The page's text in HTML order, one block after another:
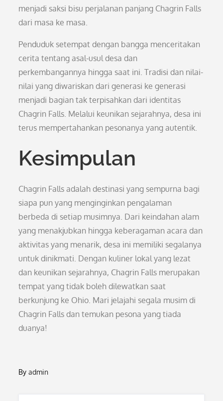
menjadi saksi bisu perjalanan panjang Chagrin Falls
dari masa ke masa.
Penduduk setempat dengan bangga menceritakan
cerita tentang asal-usul desa dan
perkembangannya hingga saat ini. Tradisi dan nilai-
nilai yang diwariskan dari generasi ke generasi
menjadi bagian tak terpisahkan dari identitas
Chagrin Falls. Melalui keunikan sejarahnya, desa ini
terus mempertahankan pesonanya yang autentik.
Kesimpulan
Chagrin Falls adalah destinasi yang sempurna bagi
siapa pun yang menginginkan pengalaman
berbeda di setiap musimnya. Dari keindahan alam
yang menakjubkan hingga keberagaman acara dan
aktivitas yang menarik, desa ini memiliki segalanya
untuk dinikmati. Dengan kuliner lokal yang lezat
dan keunikan sejarahnya, Chagrin Falls merupakan
tempat yang tidak boleh dilewatkan saat
berkunjung ke Ohio. Mari jelajahi segala musim di
Chagrin Falls dan temukan pesona yang tiada
duanya!
Byadmin